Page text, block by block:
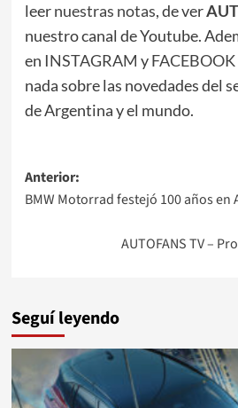
leernuestras notas, de ver
nuestro canal de Youtube.
en INSTAGRAM yFACEBOOK
nada sobre las novedades del
de Argentina y el mundo.
Navegación
de
entradas
Anterior:
BMW Motorrad festejó 100 años en
AUTOFANS TV –
Seguí leyendo